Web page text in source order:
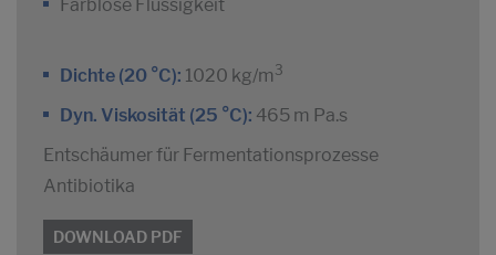
Farblose Flüssigkeit
Dichte (20 °C): 1020 kg/m 3
Dyn. Viskosität (25 °C): 465 m Pa.s
Entschäumer für Fermentationsprozesse
Antibiotika
DOWNLOAD PDF